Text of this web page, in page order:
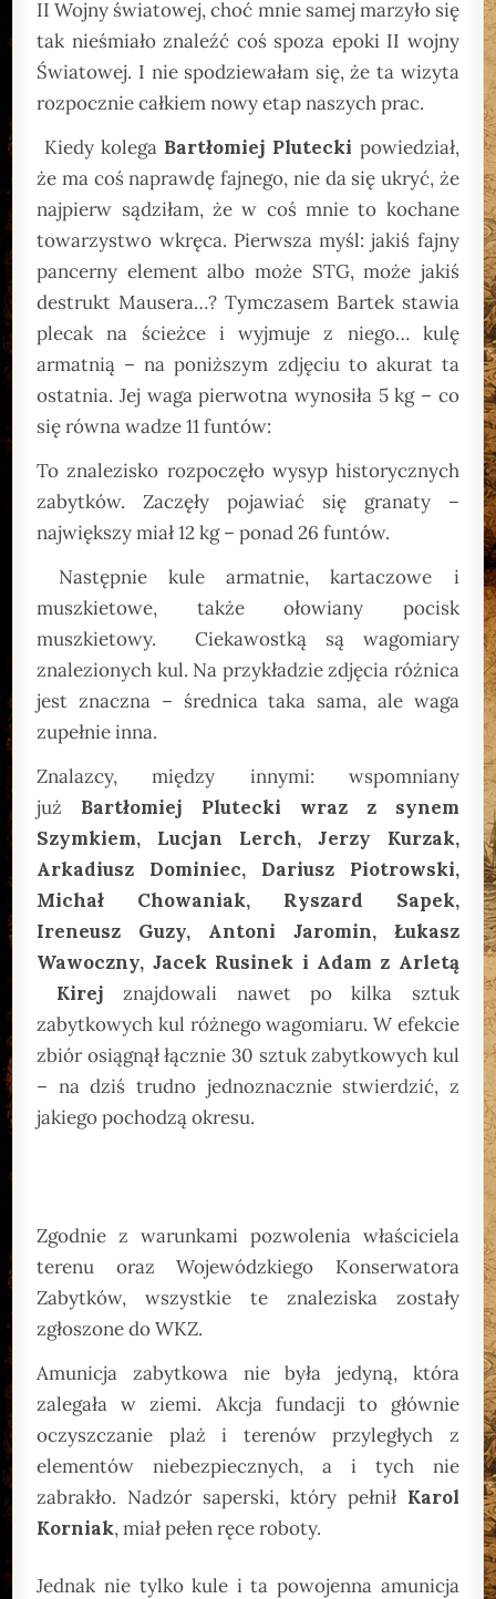
II Wojny światowej, choć mnie samej marzyło się
tak nieśmiało znaleźć coś spoza epoki II wojny
Światowej. I nie spodziewałam się, że ta wizyta
rozpocznie całkiem nowy etap naszych prac.
Kiedy kolega Bartłomiej Plutecki powiedział,
że ma coś naprawdę fajnego, nie da się ukryć, że
najpierw sądziłam, że w coś mnie to kochane
towarzystwo wkręca. Pierwsza myśl: jakiś fajny
pancerny element albo może STG, może jakiś
destrukt Mausera…? Tymczasem Bartek stawia
plecak na ścieżce i wyjmuje z niego… kulę
armatnią – na poniższym zdjęciu to akurat ta
ostatnia. Jej waga pierwotna wynosiła 5 kg – co
się równa wadze 11 funtów:
To znalezisko rozpoczęło wysyp historycznych
zabytków. Zaczęły pojawiać się granaty –
największy miał 12 kg – ponad 26 funtów.
Następnie kule armatnie, kartaczowe i
muszkietowe, także ołowiany pocisk
muszkietowy. Ciekawostką są wagomiary
znalezionych kul. Na przykładzie zdjęcia różnica
jest znaczna – średnica taka sama, ale waga
zupełnie inna.
Znalazcy, między innymi: wspomniany
już Bartłomiej Plutecki wraz z synem
Szymkiem, Lucjan Lerch, Jerzy Kurzak,
Arkadiusz Dominiec, Dariusz Piotrowski,
Michał Chowaniak, Ryszard Sapek,
Ireneusz Guzy, Antoni Jaromin, Łukasz
Wawoczny, Jacek Rusinek i Adam z Arletą
Kirej znajdowali nawet po kilka sztuk
zabytkowych kul różnego wagomiaru. W efekcie
zbiór osiągnął łącznie 30 sztuk zabytkowych kul
– na dziś trudno jednoznacznie stwierdzić, z
jakiego pochodzą okresu.
Zgodnie z warunkami pozwolenia właściciela
terenu oraz Wojewódzkiego Konserwatora
Zabytków, wszystkie te znaleziska zostały
zgłoszone do WKZ.
Amunicja zabytkowa nie była jedyną, która
zalegała w ziemi. Akcja fundacji to głównie
oczyszczanie plaż i terenów przyległych z
elementów niebezpiecznych, a i tych nie
zabrakło. Nadzór saperski, który pełnił Karol
Korniak, miał pełen ręce roboty.
Jednak nie tylko kule i ta powojenna amunicja